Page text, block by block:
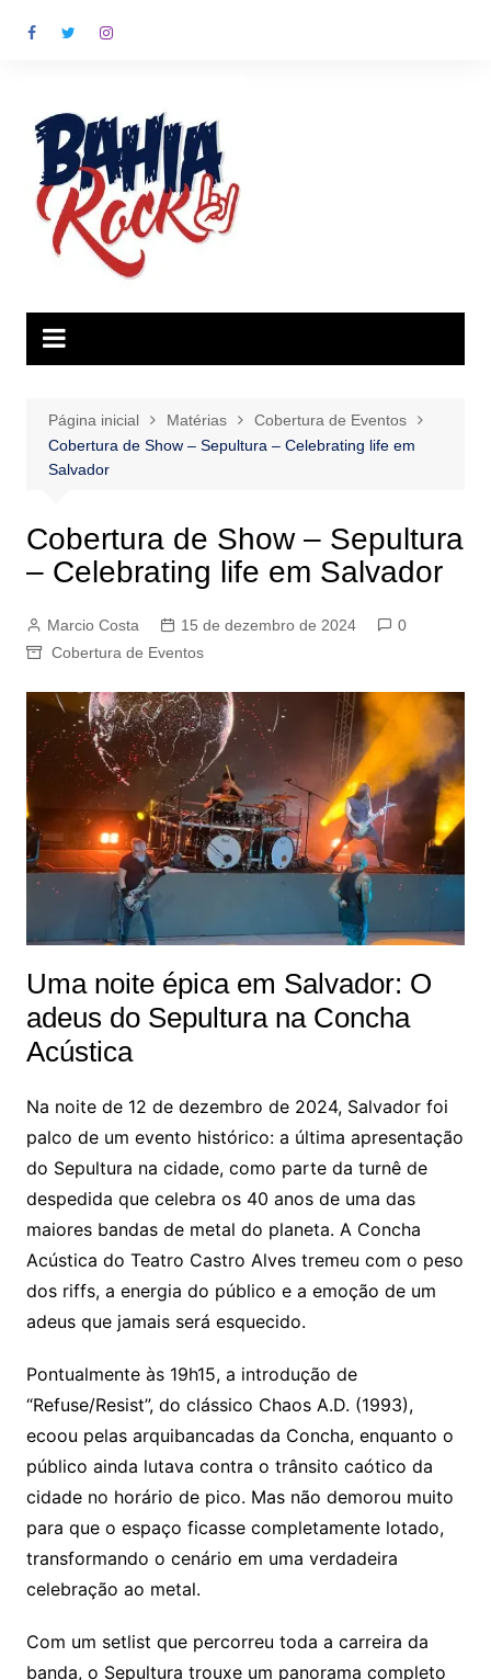
para
Página inicial Matérias
Cobertura de Eventos
Cobertura de Show – Sepultura – Celebrating life em
Salvador
Cobertura de Show – Sepultura
– Celebrating life em Salvador
Marcio Costa 15 de dezembro de 2024
0
Cobertura de Eventos
Uma noite épica em Salvador: O
adeus do Sepultura na Concha
Acústica
Na noite de 12 de dezembro de 2024, Salvador foi
palco de um evento histórico: a última apresentação
do Sepultura na cidade, como parte da turnê de
despedida que celebra os 40 anos de uma das
maiores bandas de metal do planeta. A Concha
Acústica do Teatro Castro Alves tremeu com o peso
dos riffs, a energia do público e a emoção de um
adeus que jamais será esquecido.
Pontualmente às 19h15, a introdução de
“Refuse/Resist”, do clássico Chaos A.D. (1993),
ecoou pelas arquibancadas da Concha, enquanto o
público ainda lutava contra o trânsito caótico da
cidade no horário de pico. Mas não demorou muito
para que o espaço ficasse completamente lotado,
transformando o cenário em uma verdadeira
celebração ao metal.
Com um setlist que percorreu toda a carreira da
banda, o Sepultura trouxe um panorama completo